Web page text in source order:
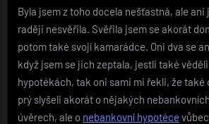
Byla jsem z toho docela nešťastná, ale ani
raději nesvěřila. Svěřila jsem se akorát
potom také svojí kamarádce. Oni dva se
když jsem se jich zeptala, jestli také
hypotékách, tak oni sami mi řekli, že také
prý slyšeli akorát o nějakých
úvěrech, ale o nebankovní hypotéce